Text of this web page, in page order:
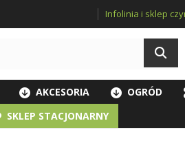
Infolinia i sklep
AKCESORIA OGRÓD
SKLEP STACJONARNY